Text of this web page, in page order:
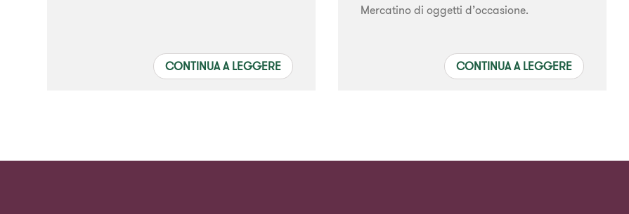
CONTINUA A LEGGERE
Mercatino di oggetti d’occasione.
CONTINUA A LEGGERE